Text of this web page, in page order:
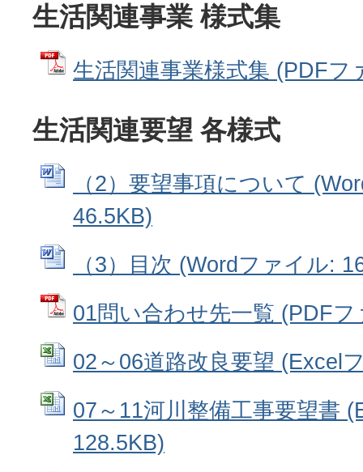
生活関連事業 様式集
生活関連事業様式集 (PDFフ
生活関連要望 各様式
（2）要望事項について
46.5KB)
（3）目次 (Wordファイル:
01問い合わせ先一覧 (PDF
02～06道路改良要望 (Excel
07～11河川整備工事要望書
128.5KB)